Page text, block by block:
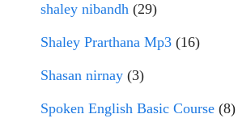
shaley nibandh (29)
Shaley Prarthana Mp3 (16)
Shasan nirnay (3)
Spoken English Basic Course (8)